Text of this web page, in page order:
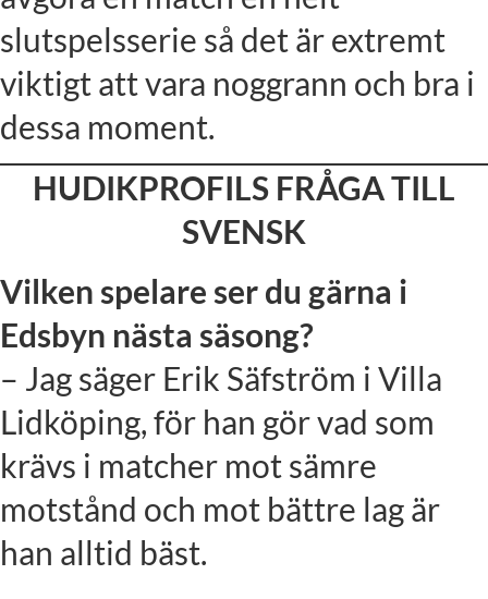
slutspelsserie så det är extremt
viktigt att vara noggrann och bra i
dessa moment.
HUDIKPROFILS FRÅGA TILL
SVENSK
Vilken spelare ser du gärna i
Edsbyn nästa säsong?
– Jag säger Erik Säfström i Villa
Lidköping, för han gör vad som
krävs i matcher mot sämre
motstånd och mot bättre lag är
han alltid bäst.